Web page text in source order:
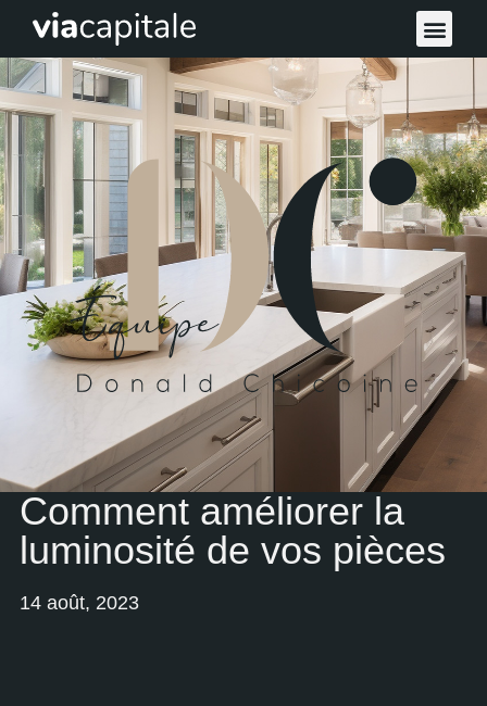
Comment améliorer la
luminosité de vos pièces
14 août, 2023